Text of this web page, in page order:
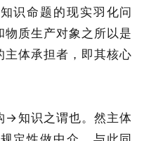
识命题的现实羽化问
质生产对象之所以是
体承担者，即其核心
→知识之谓也。然主体